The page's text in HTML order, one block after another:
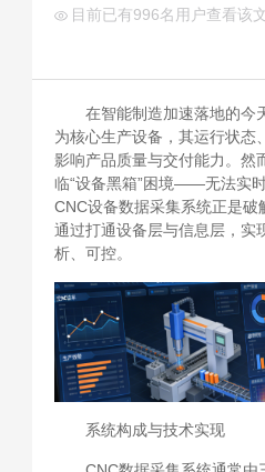
目前已有996名用户查看该
在智能制造加速落地的今
为核心生产设备，其运行状态
影响产品质量与交付能力。然
临“设备黑箱”困境——无法实
CNC设备数据采集系统正是破
通过打通设备层与信息层，实
析、可控。
系统构成与技术实现